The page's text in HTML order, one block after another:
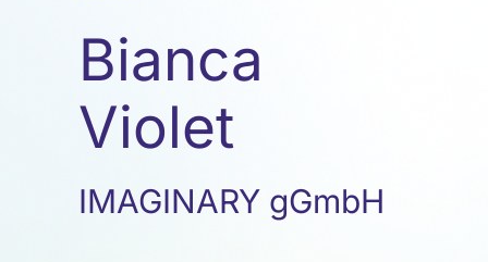
Bianca
Violet
IMAGINARY gGmbH